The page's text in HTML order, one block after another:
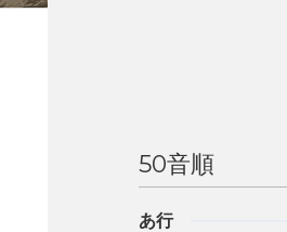
50音順
あ行